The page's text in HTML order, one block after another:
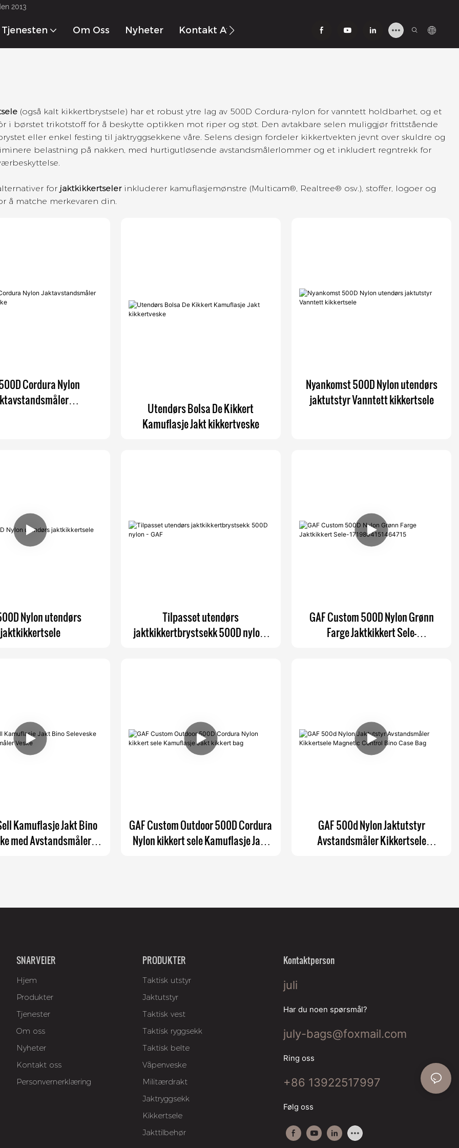
2013
Tjenesten Om Oss Nyheter Kontakt Av
(også kalt kikkertbrystsele) har et robust ytre lag av 500D Cordura-nylon for vanntett holdbarhet, og et
i børstet trikotstoff for å beskytte optikken mot riper og støt. Den avtakbare selen muliggjør frittstående
eller enkel festing til jaktryggsekkene våre. Selens design fordeler kikkertvekten jevnt over skuldre og
belastning på nakken, med hurtigutløsende avstandsmålerlommer og et inkludert regntrekk for
for jaktkikkertselerinkluderer kamuflasjemønstre (Multicam®, Realtree® osv.), stoffer, logoer og
å matche merkevaren din.
Cordura Nylon
Utendørs Bolsa De Kikkert
Kamuflasje Jakt kikkertveske
Nyankomst 500D Nylon utendørs
jaktutstyr Vanntett kikkertsele
Nylon utendørs
jaktkikkertsele
Tilpasset utendørs
jaktkikkertbrystsekk 500D nylon -
GAF Custom 500D Nylon Grønn
Farge Jaktkikkert Sele-
Kamuflasje Jakt Bino
med Avstandsmåler
GAF Custom Outdoor 500D Cordura
Nylon kikkert sele Kamuflasje Jakt
GAF 500d Nylon Jaktutstyr
Avstandsmåler Kikkertsele
SNARVEIER
Hjem
Produkter
Tjenester
Om oss
Nyheter
Kontakt oss
Personvernerklæring
PRODUKTER
Taktisk utstyr
Jaktutstyr
Taktisk vest
Taktisk ryggsekk
Taktisk belte
Våpenveske
Militærdrakt
Jaktryggsekk
Kikkertsele
Jakttilbehør
Kontaktperson
juli
Har du noen spørsmål?
july-bags@foxmail.com
Ring oss
+86 13922517997
Følg oss